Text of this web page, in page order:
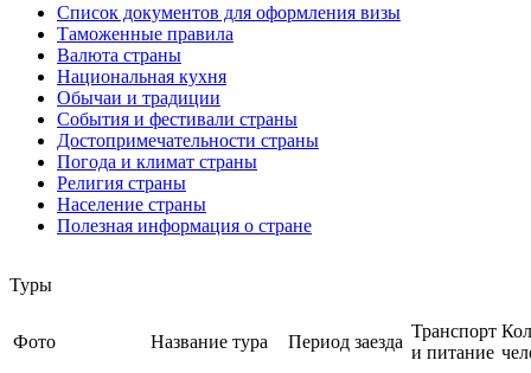
Список документов для оформления визы
Таможенные правила
Валюта страны
Национальная кухня
Обычаи и традиции
События и фестивали страны
Достопримечательности страны
Погода и климат страны
Религия страны
Население страны
Полезная информация о стране
Туры
Фото Название тура Период заезда
Транспорт
и питание